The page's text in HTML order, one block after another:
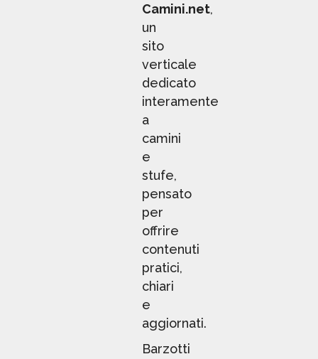
Camini.net,
un
sito
verticale
dedicato
interamente
a
camini
e
stufe,
pensato
per
offrire
contenuti
pratici,
chiari
e
aggiornati.
Barzotti